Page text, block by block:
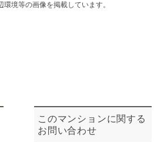
境等の画像を掲載しています。
このマンションに関する
お問い合わせ